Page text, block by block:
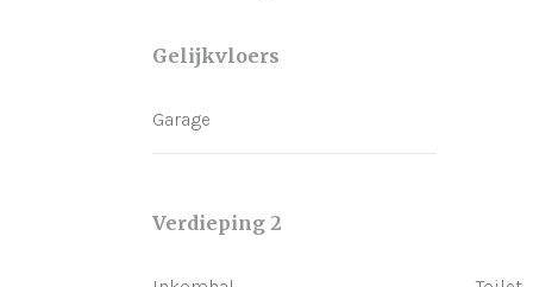
Gelijkvloers
Garage
Verdieping 2